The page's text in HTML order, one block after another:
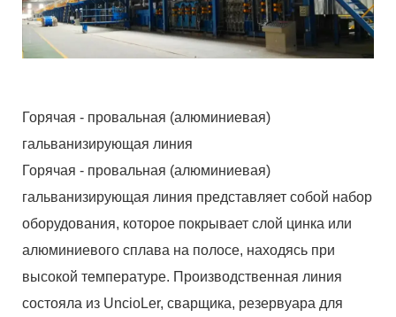
Горячая - провальная (алюминиевая)
гальванизирующая линия
Горячая - провальная (алюминиевая)
гальванизирующая линия представляет собой набор
оборудования, которое покрывает слой цинка или
алюминиевого сплава на полосе, находясь при
высокой температуре. Производственная линия
состояла из UncioLer, сварщика, резервуара для